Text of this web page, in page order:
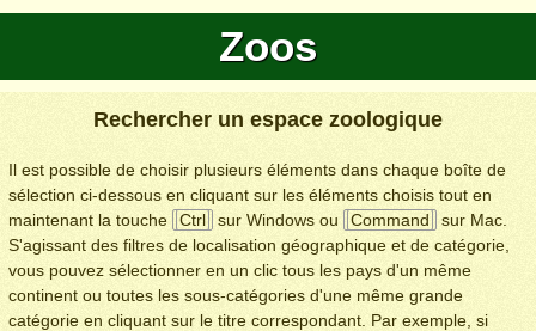
Zoos
Rechercher un espace zoologique
Il est possible de choisir plusieurs éléments dans chaque boîte de
sélection ci-dessous en cliquant sur les éléments choisis tout en
maintenant la touche
Ctrl sur Windows ou Command
sur Mac.
S'agissant des filtres de localisation géographique et de catégorie,
vous pouvez sélectionner en un clic tous les pays d'un même
continent ou toutes les sous-catégories d'une même grande
catégorie en cliquant sur le titre correspondant. Par exemple, si